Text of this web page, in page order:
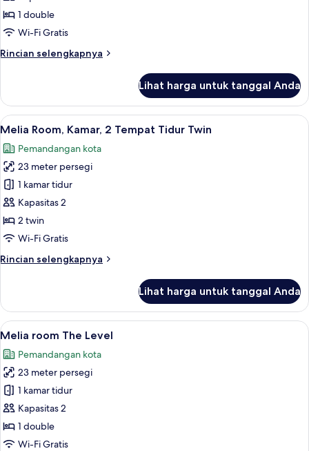
Kamar,
1
Tidur
1 double
Wi-Fi Gratis
Rincian selengkapnya
Rincian
Melia
Room,
Kamar,
Tempat
Tidur
Double
Lihat harga untuk tanggal Anda
Lihat
semua
foto
untuk
Melia
Room,
Kamar,
2
Tidur
Melia Room, Kamar, 2 Tempat Tidur
6
Melia Room, Kamar, 2 Tempat Tidur Twin
Pemandangan kota
23 meter persegi
1 kamar tidur
Kapasitas 2
2 twin
Wi-Fi Gratis
Rincian selengkapnya
Rincian
Melia
Room,
Kamar,
Tempat
Tidur
Twin
Lihat harga untuk tanggal Anda
Lihat
semua
foto
untuk
Melia
room
The
Level
Bantalan ekstra lembut, brankas,
8
Melia room The Level
Pemandangan kota
23 meter persegi
1 kamar tidur
Kapasitas 2
1 double
Wi-Fi Gratis